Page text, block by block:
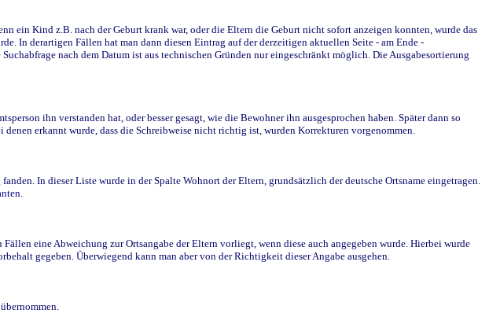
ein Kind z.B. nach der Geburt krank war, oder die Eltern die Geburt nicht sofort anzeigen konnten, wurde das
In derartigen Fällen hat man dann diesen Eintrag auf der derzeitigen aktuellen Seite - am Ende -
nach dem Datum ist aus technischen Gründen nur eingeschränkt möglich. Die Ausgabesortierung
ihn verstanden hat, oder besser gesagt, wie die Bewohner ihn ausgesprochen haben. Später dann so
erkannt wurde, dass die Schreibweise nicht richtig ist, wurden Korrekturen vorgenommen.
In dieser Liste wurde in der Spalte Wohnort der Eltern, grundsätzlich der deutsche Ortsname eingetragen.
eine Abweichung zur Ortsangabe der Eltern vorliegt, wenn diese auch angegeben wurde. Hierbei wurde
gegeben. Überwiegend kann man aber von der Richtigkeit dieser Angabe ausgehen.